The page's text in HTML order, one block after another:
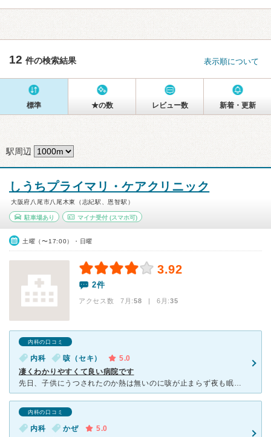
12 件の検索結果 表示順について
標準 ★の数 レビュー数 新着・更新
駅周辺
しうちプライマリ・ケアクリニック
大阪府八尾市八尾木東（志紀駅、恩智駅）
駐車場あり マイナ受付(スマホ可)
土曜（〜17:00）・日曜
3.92
2件
アクセス数 7月:58 | 6月:35
内科の口コミ
内科 咳（セキ）
5.0
凄くわかりやすくて良い病院です
先日、子供にうつされたのか熱は無いのに咳が止まらず夜も眠れなかった為、初めて受診しました。 院内はまだ新しい為綺麗で、待ち時間はやや長く感じましたが先生もきっちりこちらの話しをしっかり聞いて受け答え
内科の口コミ
内科 かぜ
5.0